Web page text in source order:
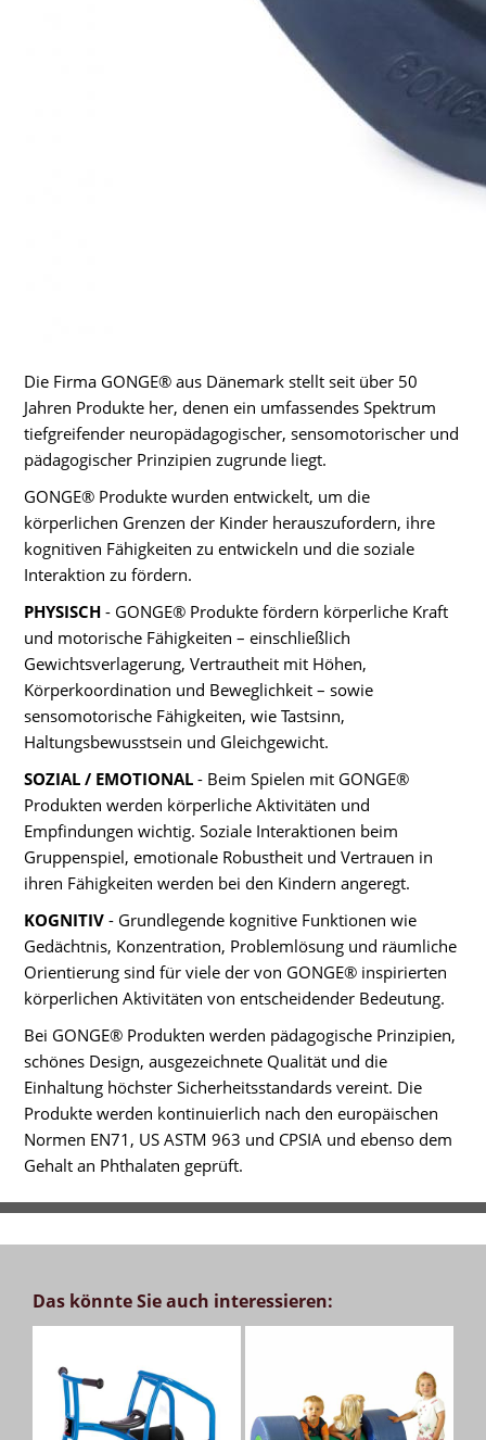
Die Firma GONGE® aus Dänemark stellt seit über 50
Jahren Produkte her, denen ein umfassendes Spektrum
tiefgreifender neuropädagogischer, sensomotorischer und
pädagogischer Prinzipien zugrunde liegt.
GONGE® Produkte wurden entwickelt, um die
körperlichen Grenzen der Kinder herauszufordern, ihre
kognitiven Fähigkeiten zu entwickeln und die soziale
Interaktion zu fördern.
PHYSISCH- GONGE® Produkte fördern körperliche Kraft
und motorische Fähigkeiten – einschließlich
Gewichtsverlagerung, Vertrautheit mit Höhen,
Körperkoordination und Beweglichkeit – sowie
sensomotorische Fähigkeiten, wie Tastsinn,
Haltungsbewusstsein und Gleichgewicht.
SOZIAL / EMOTIONAL- Beim Spielen mit GONGE®
Produkten werden körperliche Aktivitäten und
Empfindungen wichtig. Soziale Interaktionen beim
Gruppenspiel, emotionale Robustheit und Vertrauen in
ihren Fähigkeiten werden bei den Kindern angeregt.
KOGNITIV- Grundlegende kognitive Funktionen wie
Gedächtnis, Konzentration, Problemlösung und räumliche
Orientierung sind für viele der von GONGE® inspirierten
körperlichen Aktivitäten von entscheidender Bedeutung.
Bei GONGE® Produkten werden pädagogische Prinzipien,
schönes Design, ausgezeichnete Qualität und die
Einhaltung höchster Sicherheitsstandards vereint. Die
Produkte werden kontinuierlich nach den europäischen
Normen EN71, US ASTM 963 und CPSIA und ebenso dem
Gehalt an Phthalaten geprüft.
Das könnte Sie auch interessieren: